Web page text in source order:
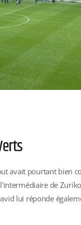
avait pourtant bien
de
lui réponde